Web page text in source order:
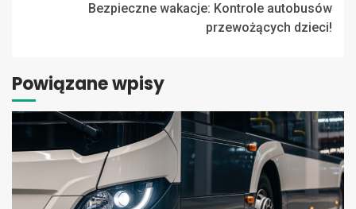
Bezpieczne wakacje: Kontrole autobusów
przewożących dzieci!
Powiązane wpisy